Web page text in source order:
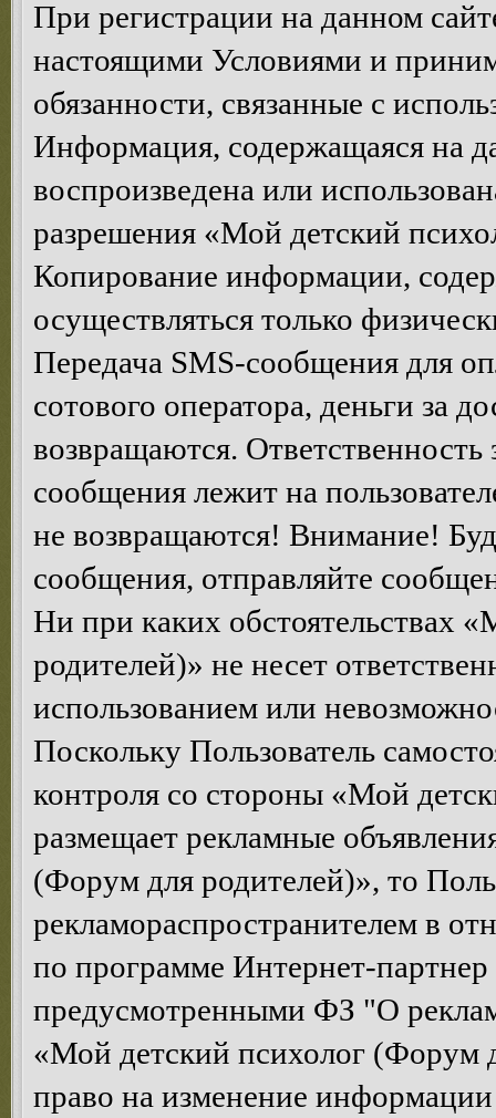
При регистрации на данном
настоящими Условиями и
обязанности, связанные с
Информация, содержащаяся на
воспроизведена или
разрешения «Мой детский
Копирование информации,
осуществляться только
Передача SMS-сообщения для
сотового оператора, деньги за
возвращаются. Ответственность
сообщения лежит на
не возвращаются! Внимание!
сообщения, отправляйте
Ни при каких обстоятельствах
родителей)» не несет
использованием или
Поскольку Пользователь
контроля со стороны «Мой
размещает рекламные
(Форум для родителей)», то
рекламораспространителем в
по программе Интернет-
предусмотренными ФЗ "О
«Мой детский психолог (Форум
право на изменение